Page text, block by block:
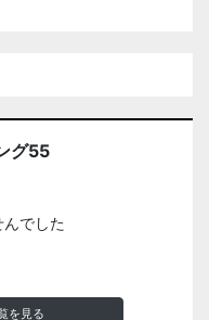
グ55
でした
を見る